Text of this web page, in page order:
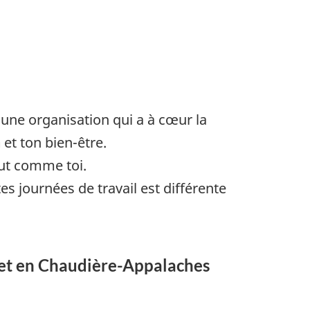
organisation qui a à cœur la
et ton bien-être.
comme toi.
journées de travail est différente
en Chaudière-Appalaches